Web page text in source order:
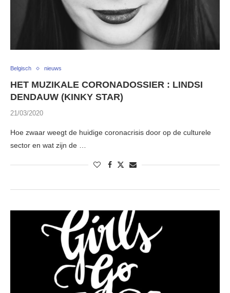
Belgisch nieuws
HET MUZIKALE CORONADOSSIER : LINDSI
DENDAUW (KINKY STAR)
21/03/2020
Hoe zwaar weegt de huidige coronacrisis door op de culturele
sector en wat zijn de …